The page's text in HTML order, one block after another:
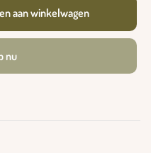
aan winkelwagen
nu